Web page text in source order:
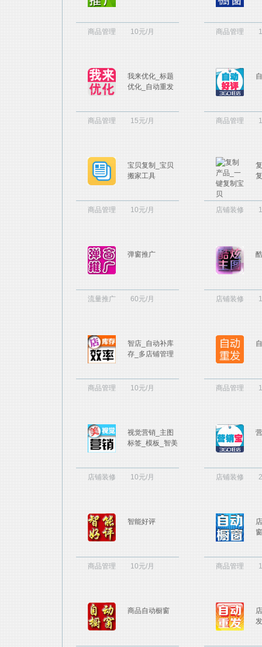
商品管理 10元/月 商品管理
我来优化_标题
优化_自动重发
商品管理 15元/月 商品管理
宝贝复制_宝贝
搬家工具
商品管理 10元/月 店铺装修
弹窗推广
流量推广 60元/月 店铺装修
智店_自动补库
存_多店铺管理
商品管理 10元/月 商品管理
视觉营销_主图
标签_模板_智美
店铺装修 10元/月 店铺装修
智能好评
商品管理 10元/月
窗
商品管理
商品自动橱窗
发